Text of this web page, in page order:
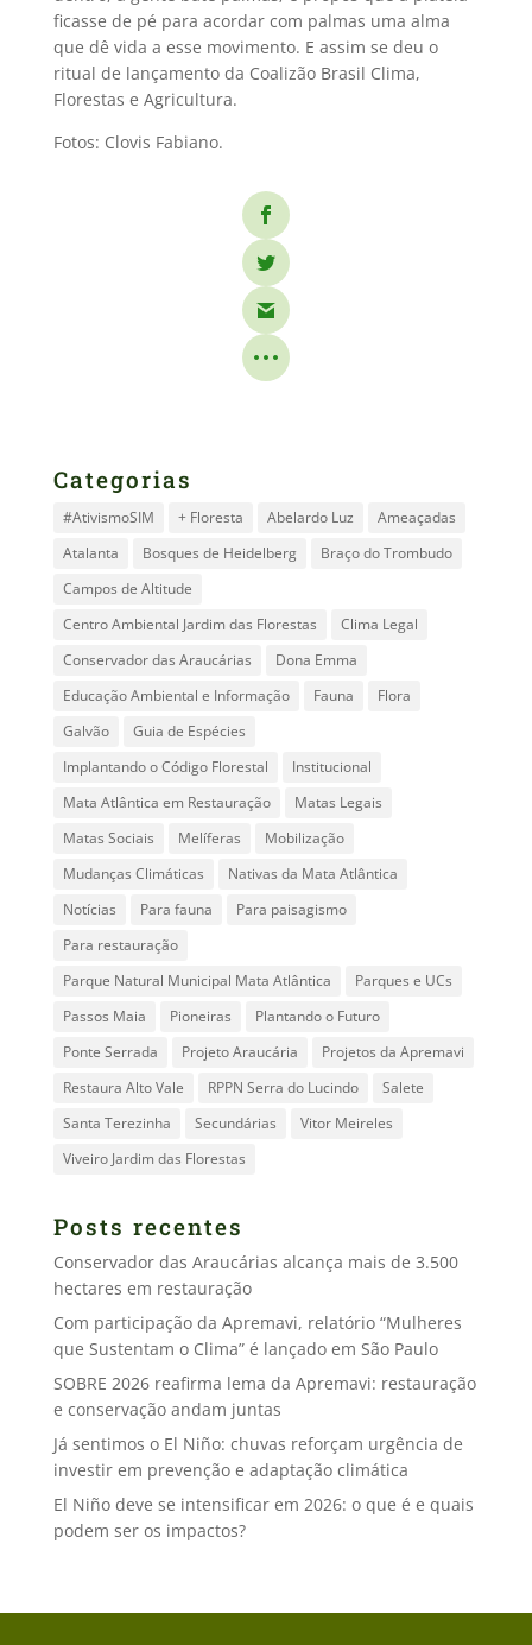
ficasse de pé para acordar com palmas uma alma
que dê vida a esse movimento. E assim se deu o
ritual de lançamento da Coalizão Brasil Clima,
Florestas e Agricultura.
Fotos: Clovis Fabiano.
Categorias
#AtivismoSIM + Floresta Abelardo Luz
Ameaçadas
Atalanta
Bosques de Heidelberg
Braço do Trombudo
Campos de Altitude
Centro Ambiental Jardim das Florestas
Clima Legal
Conservador das Araucárias
Dona Emma
Educação Ambiental e Informação
Fauna
Flora
Galvão
Guia de Espécies
Implantando o Código Florestal
Institucional
Mata Atlântica em Restauração
Matas Legais
Matas Sociais
Melíferas
Mobilização
Mudanças Climáticas
Nativas da Mata Atlântica
Notícias
Para fauna
Para paisagismo
Para restauração
Parque Natural Municipal Mata Atlântica
Parques e UCs
Passos Maia
Pioneiras
Plantando o Futuro
Ponte Serrada
Projeto Araucária
Projetos da Apremavi
Restaura Alto Vale
RPPN Serra do Lucindo
Salete
Santa Terezinha
Secundárias
Vitor Meireles
Viveiro Jardim das Florestas
Posts recentes
Conservador das Araucárias alcança mais de 3.500
hectares em restauração
Com participação da Apremavi, relatório “Mulheres
que Sustentam o Clima” é lançado em São Paulo
SOBRE 2026 reafirma lema da Apremavi: restauração
e conservação andam juntas
Já sentimos o El Niño: chuvas reforçam urgência de
investir em prevenção e adaptação climática
El Niño deve se intensificar em 2026: o que é e quais
podem ser os impactos?